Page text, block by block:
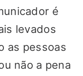
é
levados
as pessoas
não a pena